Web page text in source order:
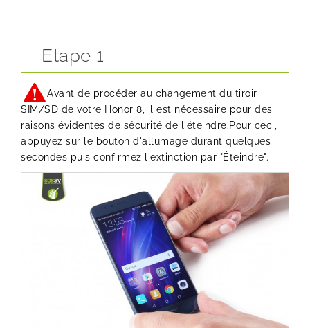
Etape 1
Avant de procéder au changement du tiroir
SIM/SD de votre Honor 8, il est nécessaire pour des
raisons évidentes de sécurité de l'éteindre.Pour ceci,
appuyez sur le bouton d'allumage durant quelques
secondes puis confirmez l'extinction par "Éteindre".